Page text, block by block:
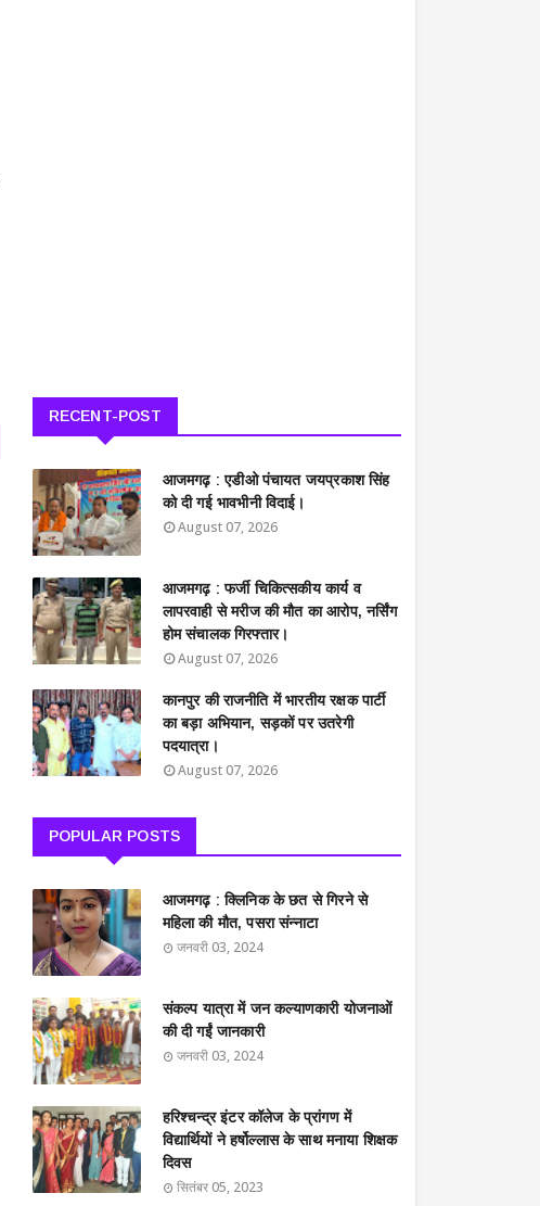
RECENT-POST
आजमगढ़ : एडीओ पंचायत जयप्रकाश सिंह
को दी गई भावभीनी विदाई।
August 07, 2026
आजमगढ़ : फर्जी चिकित्सकीय कार्य व
लापरवाही से मरीज की मौत का आरोप, नर्सिंग
होम संचालक गिरफ्तार।
August 07, 2026
कानपुर की राजनीति में भारतीय रक्षक पार्टी
का बड़ा अभियान, सड़कों पर उतरेगी
पदयात्रा।
August 07, 2026
POPULAR POSTS
आजमगढ़ : क्लिनिक के छत से गिरने से
महिला की मौत, पसरा संन्नाटा
जनवरी 03, 2024
संकल्प यात्रा में जन कल्याणकारी योजनाओं
की दी गईं जानकारी
जनवरी 03, 2024
हरिश्चन्द्र इंटर कॉलेज के प्रांगण में
विद्यार्थियों ने हर्षोल्लास के साथ मनाया शिक्षक
दिवस
सितंबर 05, 2023